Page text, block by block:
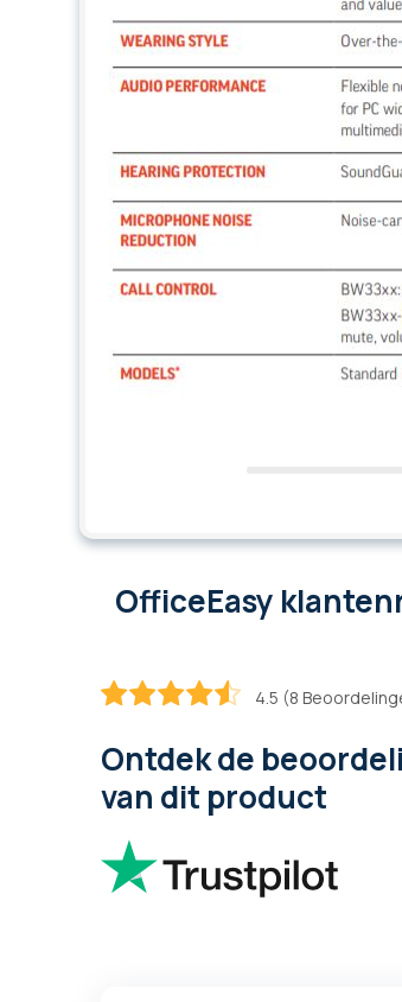
OfficeEasy
4.5 (8
Ontdek de
van dit product